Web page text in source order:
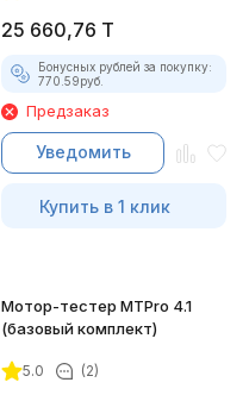
25 660,76 T
Бонусных рублей за покупку:
770.59руб.
Предзаказ
Уведомить
Купить в 1 клик
Мотор-тестер MTPro 4.1
(базовый комплект)
5.0 (2)